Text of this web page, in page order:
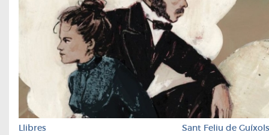
Llibres Sant Feliu de Guíxols